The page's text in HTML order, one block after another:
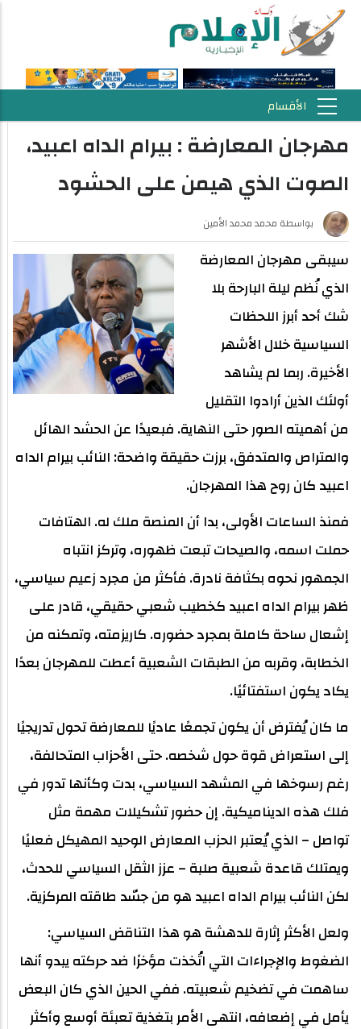
مهرجان المعارضة : بيرام الداه اعبيد،
الصوت الذي هيمن على الحشود
بواسطة محمد محمد الأمين
سيبقى مهرجان المعارضة
الذي نُظم ليلة البارحة بلا
شك أحد أبرز اللحظات
السياسية خلال الأشهر
الأخيرة. ربما لم يشاهد
أولئك الذين أرادوا التقليل
من أهميته الصور حتى النهاية. فبعيدًا عن الحشد الهائل
والمتراص والمتدفق، برزت حقيقة واضحة: النائب بيرام الداه
اعبيد كان روح هذا المهرجان.
فمنذ الساعات الأولى، بدا أن المنصة ملك له. الهتافات
حملت اسمه، والصيحات تبعت ظهوره، وتركز انتباه
الجمهور نحوه بكثافة نادرة. فأكثر من مجرد زعيم سياسي،
ظهر بيرام الداه اعبيد كخطيب شعبي حقيقي، قادر على
إشعال ساحة كاملة بمجرد حضوره. كاريزمته، وتمكنه من
الخطابة، وقربه من الطبقات الشعبية أعطت للمهرجان بعدًا
يكاد يكون استفتائيًا.
ما كان يُفترض أن يكون تجمعًا عاديًا للمعارضة تحول تدريجيًا
إلى استعراض قوة حول شخصه. حتى الأحزاب المتحالفة،
رغم رسوخها في المشهد السياسي، بدت وكأنها تدور في
فلك هذه الديناميكية. إن حضور تشكيلات مهمة مثل
تواصل – الذي يُعتبر الحزب المعارض الوحيد المهيكل فعليًا
ويمتلك قاعدة شعبية صلبة – عزز الثقل السياسي للحدث،
لكن النائب بيرام الداه اعبيد هو من جسّد طاقته المركزية.
ولعل الأكثر إثارة للدهشة هو هذا التناقض السياسي:
الضغوط والإجراءات التي اتُخذت مؤخرًا ضد حركته يبدو أنها
ساهمت في تضخيم شعبيته. ففي الحين الذي كان البعض
يأمل في إضعافه، انتهى الأمر بتغذية تعبئة أوسع وأكثر